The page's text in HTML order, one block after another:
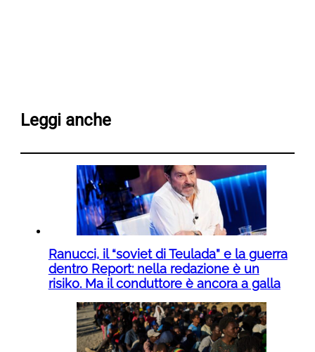
Leggi anche
Ranucci, il “soviet di Teulada” e la guerra
dentro Report: nella redazione è un
risiko. Ma il conduttore è ancora a galla